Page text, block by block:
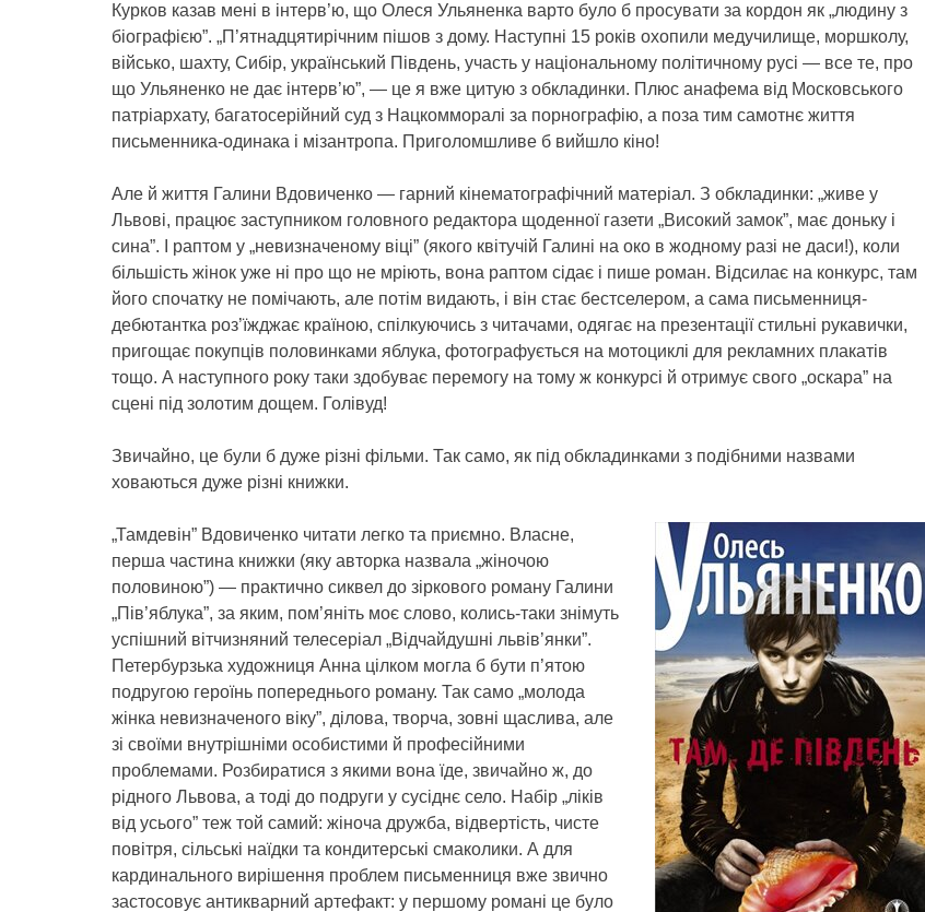
Курков казав мені в інтерв’ю, що Олеся Ульяненка варто було б просувати за кордон як „людину з
біографією”. „П’ятнадцятирічним пішов з дому. Наступні 15 років охопили медучилище, моршколу,
військо, шахту, Сибір, український Південь, участь у національному політичному русі — все те, про
що Ульяненко не дає інтерв’ю”, — це я вже цитую з обкладинки. Плюс анафема від Московського
патріархату, багатосерійний суд з Нацкомморалі за порнографію, а поза тим самотнє життя
письменника-одинака і мізантропа. Приголомшливе б вийшло кіно!
Але й життя Галини Вдовиченко — гарний кінематографічний матеріал. З обкладинки: „живе у
Львові, працює заступником головного редактора щоденної газети „Високий замок”, має доньку і
сина”. І раптом у „невизначеному віці” (якого квітучій Галині на око в жодному разі не даси!), коли
більшість жінок уже ні про що не мріють, вона раптом сідає і пише роман. Відсилає на конкурс, там
його спочатку не помічають, але потім видають, і він стає бестселером, а сама письменниця-
дебютантка роз’їжджає країною, спілкуючись з читачами, одягає на презентації стильні рукавички,
пригощає покупців половинками яблука, фотографується на мотоциклі для рекламних плакатів
тощо. А наступного року таки здобуває перемогу на тому ж конкурсі й отримує свого „оскара” на
сцені під золотим дощем. Голівуд!
Звичайно, це були б дуже різні фільми. Так само, як під обкладинками з подібними назвами
ховаються дуже різні книжки.
„Тамдевін” Вдовиченко читати легко та приємно. Власне,
перша частина книжки (яку авторка назвала „жіночою
половиною”) — практично сиквел до зіркового роману Галини
„Пів’яблука”, за яким, пом’яніть моє слово, колись-таки знімуть
успішний вітчизняний телесеріал „Відчайдушні львів’янки”.
Петербурзька художниця Анна цілком могла б бути п’ятою
подругою героїнь попереднього роману. Так само „молода
жінка невизначеного віку”, ділова, творча, зовні щаслива, але
зі своїми внутрішніми особистими й професійними
проблемами. Розбиратися з якими вона їде, звичайно ж, до
рідного Львова, а тоді до подруги у сусіднє село. Набір „ліків
від усього” теж той самий: жіноча дружба, відвертість, чисте
повітря, сільські наїдки та кондитерські смаколики. А для
кардинального вирішення проблем письменниця вже звично
застосовує антикварний артефакт: у першому романі це було